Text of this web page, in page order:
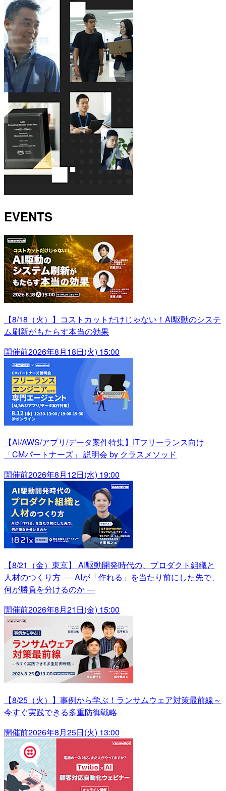
EVENTS
【8/18（火）】コストカットだけじゃない！AI駆動のシステ
ム刷新がもたらす本当の効果
開催前2026年8月18日(火) 15:00
【AI/AWS/アプリ/データ案件特集】ITフリーランス向け
「CMパートナーズ」 説明会 by クラスメソッド
開催前2026年8月12日(水) 19:00
【8/21（金）東京】 AI駆動開発時代の、プロダクト組織と
人材のつくり方 ― AIが「作れる」を当たり前にした先で、
何が勝負を分けるのか ―
開催前2026年8月21日(金) 15:00
【8/25（火）】事例から学ぶ！ランサムウェア対策最前線～
今すぐ実践できる多重防御戦略
開催前2026年8月25日(火) 13:00